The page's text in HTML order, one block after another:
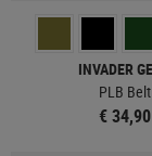
INVADER
PLB Belt
€ 34,90